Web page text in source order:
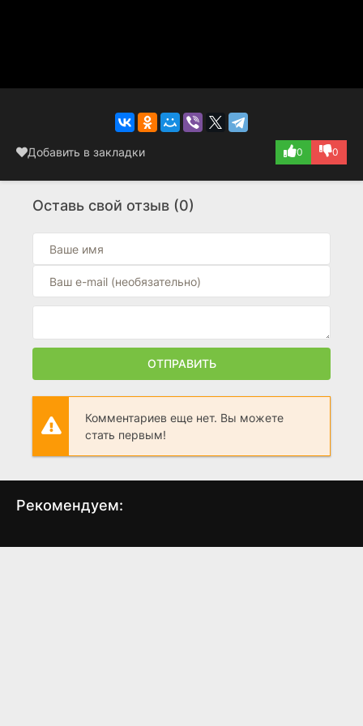
Добавить в закладки 0 0
Оставь свой отзыв (0)
ОТПРАВИТЬ
Комментариев еще нет. Вы можете
стать первым!
Рекомендуем:
Флора и сын
Звёздные войны. Дарт